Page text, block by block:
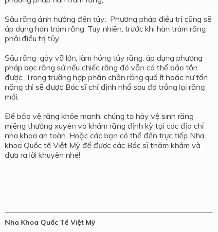
Sâu răng ảnh hưởng đến tủy: Phương pháp điều trị cũng sẽ
áp dụng hàn trám răng. Tuy nhiên, trước khi hàn trám răng
phải điều trị tủy.
Sâu răng gây vỡ lớn, làm hỏng tủy răng: áp dụng phương
pháp bọc răng sứ nếu chiếc răng đó vẫn có thể bảo tồn
được. Trong trường hợp phần chân răng quá ít hoặc hư tổn
nặng thì sẽ được Bác sĩ chỉ định nhổ sau đó trồng lại răng
mới.
Để bảo vệ răng khỏe mạnh, chúng ta hãy vệ sinh răng
miệng thường xuyên và khám răng định kỳ tại các địa chỉ
nha khoa an toàn. Hoặc các bạn có thể đến trực tiếp Nha
khoa Quốc tế Việt Mỹ để được các Bác sĩ thăm khám và
đưa ra lời khuyên nhé!
Nha Khoa Quốc Tế Việt Mỹ